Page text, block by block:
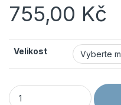
755,00 Kč
Velikost
BENNON HERKON -